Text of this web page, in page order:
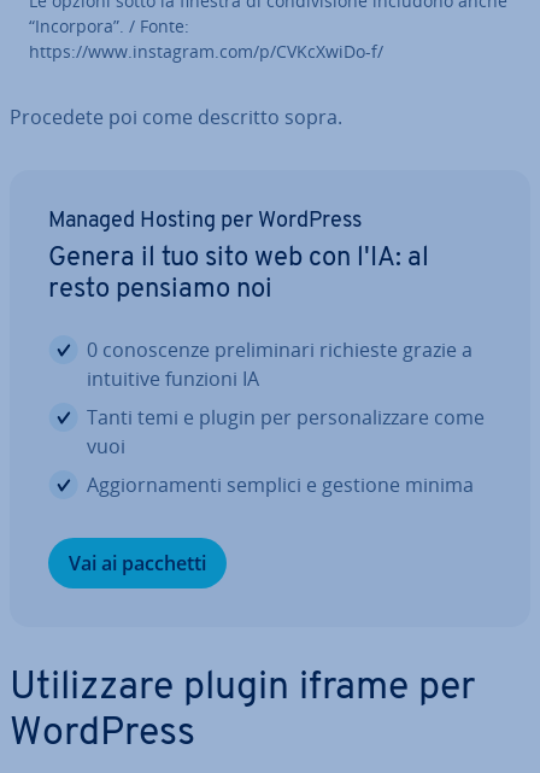
“Incorpora”. / Fonte:
https://www.instagram.com/p/CVKcXwiDo-f/
Procedete poi come descritto sopra.
Managed Hosting per WordPress
Genera il tuo sito web con l'IA: al
resto pensiamo noi
0 co­no­scen­ze pre­li­mi­na­ri richieste grazie a
intuitive funzioni IA
Tanti temi e plugin per per­so­na­liz­za­re come
vuoi
Ag­gior­na­men­ti semplici e gestione minima
Vai ai pacchetti
Uti­liz­za­re plugin iframe per
WordPress